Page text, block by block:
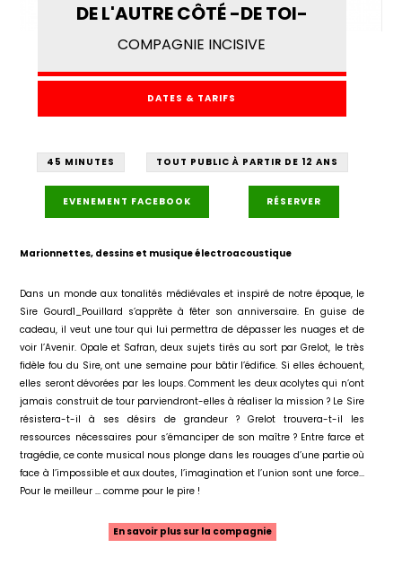
DE L'AUTRE CÔTÉ -DE TOI-
COMPAGNIE INCISIVE
DATES & TARIFS
45 MINUTES TOUT PUBLIC À PARTIR DE 12 ANS
EVENEMENT FACEBOOK RÉSERVER
Marionnettes, dessins et musique électroacoustique
Dans un monde aux tonalités médiévales et inspiré de notre époque, le
Sire Gourd1_Pouillard s’apprête à fêter son anniversaire. En guise de
cadeau, il veut une tour qui lui permettra de dépasser les nuages et de
voir l’Avenir. Opale et Safran, deux sujets tirés au sort par Grelot, le très
fidèle fou du Sire, ont une semaine pour bâtir l’édifice. Si elles échouent,
elles seront dévorées par les loups. Comment les deux acolytes qui n’ont
jamais construit de tour parviendront-elles à réaliser la mission ? Le Sire
résistera-t-il à ses désirs de grandeur ? Grelot trouvera-t-il les
ressources nécessaires pour s’émanciper de son maître ? Entre farce et
tragédie, ce conte musical nous plonge dans les rouages d’une partie où
face à l’impossible et aux doutes, l’imagination et l’union sont une force...
Pour le meilleur ... comme pour le pire !
En savoir plus sur la compagnie